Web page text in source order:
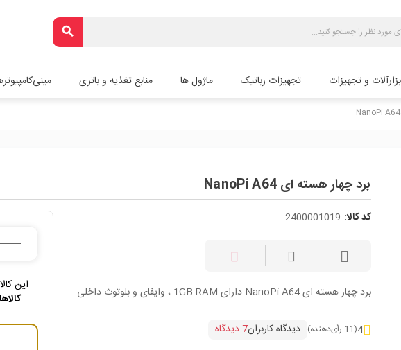
search
و تجهیزات تجهیزات رباتیک ماژول ها منابع تغذیه و باتری
برد چهار هسته ای NanoPi A64
کد کالا: 2400001019
برد چهار هسته ایNanoPi A64 دارای 1GB RAM ، وایفای و بلوتوث داخلی
4(11 رأی‌دهنده) دیدگاه کاربران7 دیدگاه
این